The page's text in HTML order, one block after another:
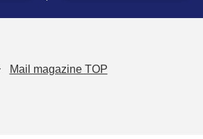
Mail magazine TOP